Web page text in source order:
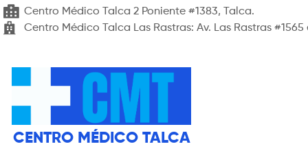
Centro Médico Talca 2 Poniente #1383, Talca.
Centro Médico Talca Las Rastras: Av. Las Rastras
CENTRO MÉDICO TALCA